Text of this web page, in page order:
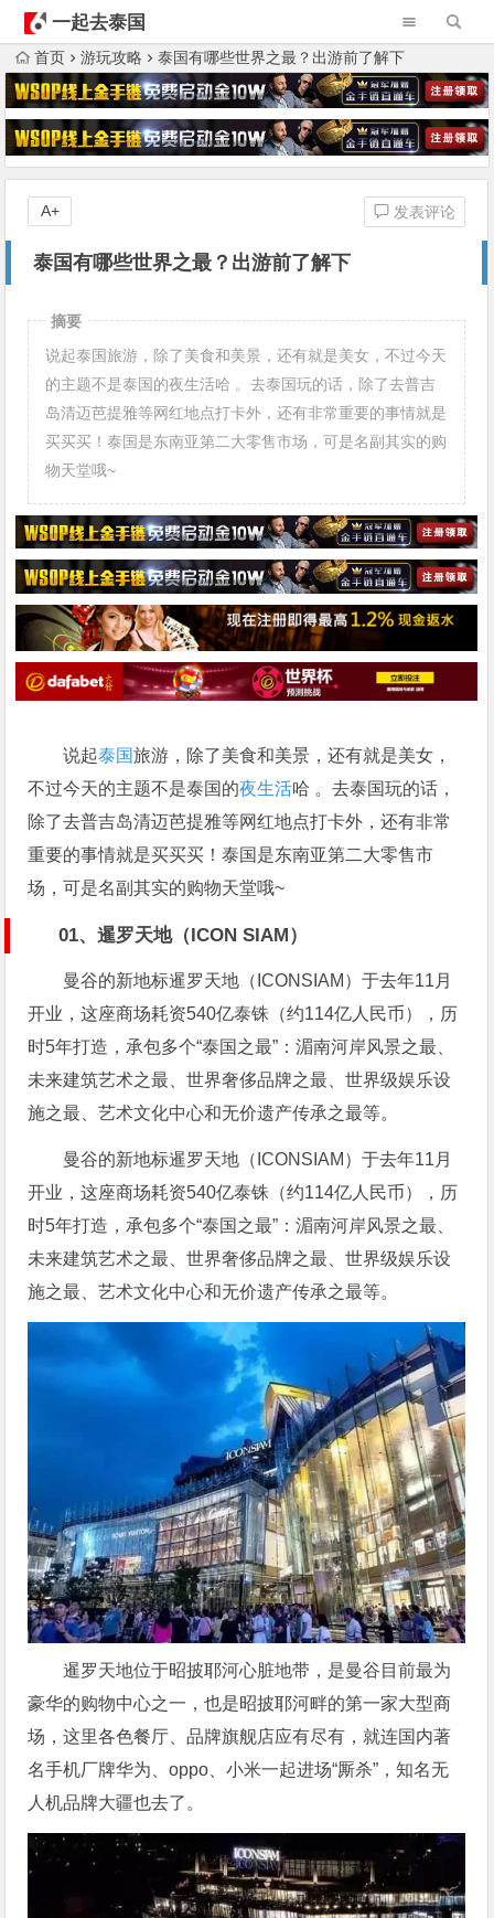
一起去泰国
首页 游玩攻略 泰国有哪些世界之最？出游前了解下
泰国有哪些世界之最？出游前了解下
发表评论
A+
摘要
说起泰国旅游，除了美食和美景，还有就是美女，不过今天
的主题不是泰国的夜生活哈 。去泰国玩的话，除了去普吉
岛清迈芭提雅等网红地点打卡外，还有非常重要的事情就是
买买买！泰国是东南亚第二大零售市场，可是名副其实的购
物天堂哦~
说起泰国旅游，除了美食和美景，还有就是美女，
不过今天的主题不是泰国的夜生活哈 。去泰国玩的话，
除了去普吉岛清迈芭提雅等网红地点打卡外，还有非常
重要的事情就是买买买！泰国是东南亚第二大零售市
场，可是名副其实的购物天堂哦~
01、暹罗天地（ICON SIAM）
曼谷的新地标暹罗天地（ICONSIAM）于去年11月
开业，这座商场耗资540亿泰铢（约114亿人民币），历
时5年打造，承包多个“泰国之最”：湄南河岸风景之最、
未来建筑艺术之最、世界奢侈品牌之最、世界级娱乐设
施之最、艺术文化中心和无价遗产传承之最等。
曼谷的新地标暹罗天地（ICONSIAM）于去年11月
开业，这座商场耗资540亿泰铢（约114亿人民币），历
时5年打造，承包多个“泰国之最”：湄南河岸风景之最、
未来建筑艺术之最、世界奢侈品牌之最、世界级娱乐设
施之最、艺术文化中心和无价遗产传承之最等。
暹罗天地位于昭披耶河心脏地带，是曼谷目前最为
豪华的购物中心之一，也是昭披耶河畔的第一家大型商
场，这里各色餐厅、品牌旗舰店应有尽有，就连国内著
名手机厂牌华为、oppo、小米一起进场“厮杀”，知名无
人机品牌大疆也去了。